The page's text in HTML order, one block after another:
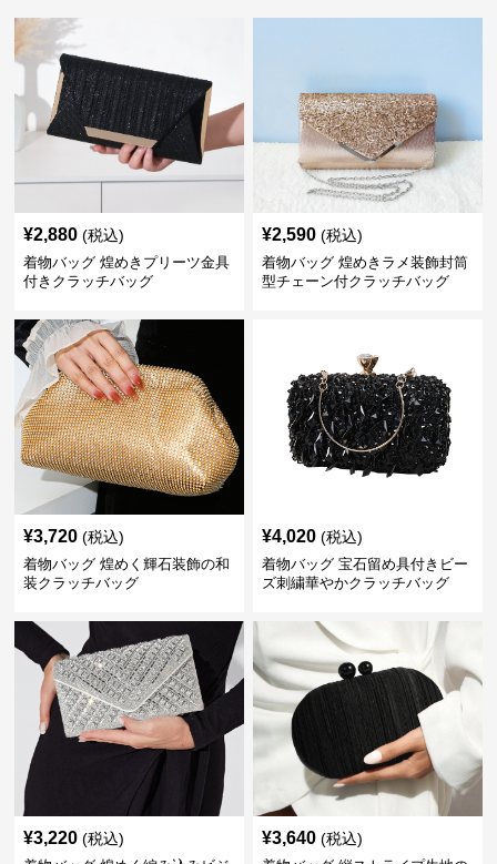
¥2,880 (税込)
着物バッグ 煌めきプリーツ金具
付きクラッチバッグ
¥2,590 (税込)
着物バッグ 煌めきラメ装飾封筒
型チェーン付クラッチバッグ
¥3,720 (税込)
着物バッグ 煌めく輝石装飾の和
装クラッチバッグ
¥4,020 (税込)
着物バッグ 宝石留め具付きビー
ズ刺繍華やかクラッチバッグ
¥3,220 (税込) ¥3,640 (税込)